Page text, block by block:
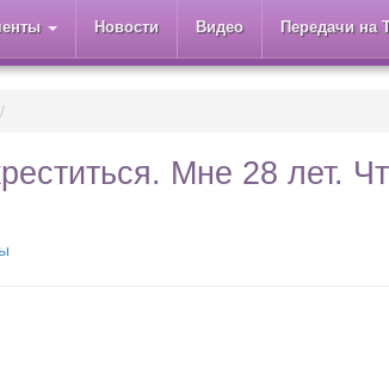
Новости Видео Передачи на
Мне 28 лет.